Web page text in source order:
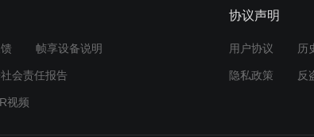
帧享设备说明
会责任报告
视频
协议声明
用户协议 历
隐私政策 反